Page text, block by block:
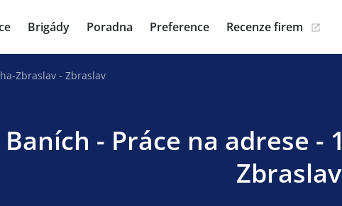
Brigády Poradna Preference Recenze firem
Zbraslav - Zbraslav
Baních - Práce na adrese -
Zbraslav